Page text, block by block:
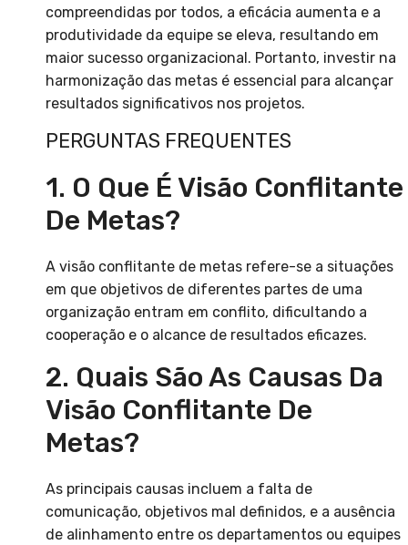
compreendidas por todos, a eficácia aumenta e a
produtividade da equipe se eleva, resultando em
maior sucesso organizacional. Portanto, investir na
harmonização das metas é essencial para alcançar
resultados significativos nos projetos.
PERGUNTAS FREQUENTES
1. O Que É Visão Conflitante
De Metas?
A visão conflitante de metas refere-se a situações
em que objetivos de diferentes partes de uma
organização entram em conflito, dificultando a
cooperação e o alcance de resultados eficazes.
2. Quais São As Causas Da
Visão Conflitante De
Metas?
As principais causas incluem a falta de
comunicação, objetivos mal definidos, e a ausência
de alinhamento entre os departamentos ou equipes